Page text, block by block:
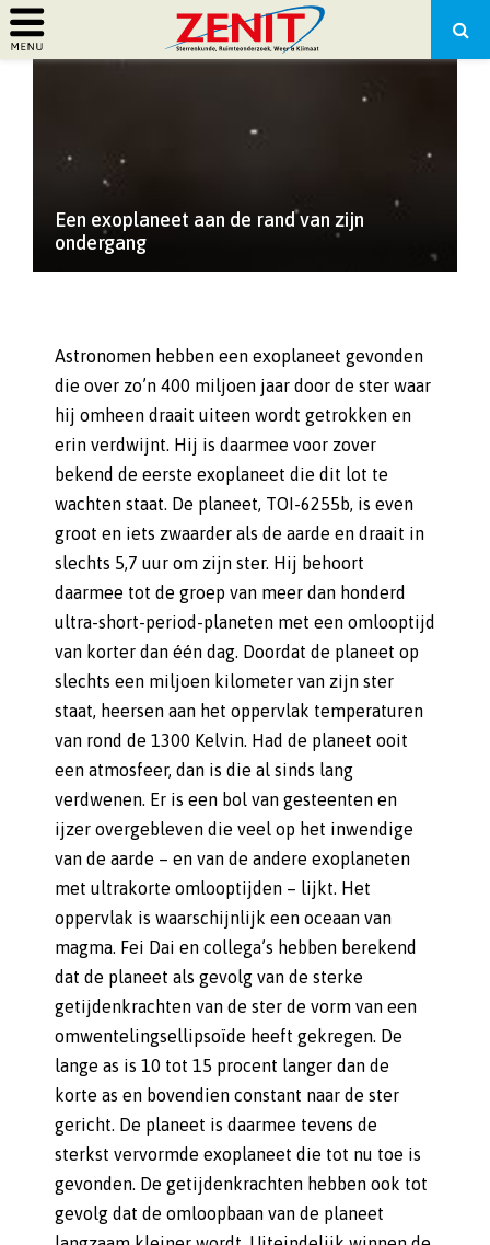
PRIMARY
Een exoplaneet aan de rand van zijn
ondergang
Astronomen hebben een exoplaneet gevonden
die over zo’n 400 miljoen jaar door de ster waar
hij omheen draait uiteen wordt getrokken en
erin verdwijnt. Hij is daarmee voor zover
bekend de eerste exoplaneet die dit lot te
wachten staat. De planeet, TOI-6255b, is even
groot en iets zwaarder als de aarde en draait in
slechts 5,7 uur om zijn ster. Hij behoort
daarmee tot de groep van meer dan honderd
ultra-short-period-planeten met een omlooptijd
van korter dan één dag. Doordat de planeet op
slechts een miljoen kilometer van zijn ster
staat, heersen aan het oppervlak temperaturen
van rond de 1300 Kelvin. Had de planeet ooit
een atmosfeer, dan is die al sinds lang
verdwenen. Er is een bol van gesteenten en
ijzer overgebleven die veel op het inwendige
van de aarde – en van de andere exoplaneten
met ultrakorte omlooptijden – lijkt. Het
oppervlak is waarschijnlijk een oceaan van
magma. Fei Dai en collega’s hebben berekend
dat de planeet als gevolg van de sterke
getijdenkrachten van de ster de vorm van een
omwentelingsellipsoïde heeft gekregen. De
lange as is 10 tot 15 procent langer dan de
korte as en bovendien constant naar de ster
gericht. De planeet is daarmee tevens de
sterkst vervormde exoplaneet die tot nu toe is
gevonden. De getijdenkrachten hebben ook tot
gevolg dat de omloopbaan van de planeet